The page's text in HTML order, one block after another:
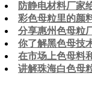
防静电材料厂家
彩色母粒里的颜
分享惠州色母粒
你了解黑色母技
在市场上色母料
讲解珠海白色母